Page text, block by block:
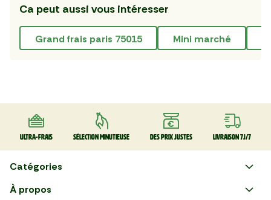
Ca peut aussi vous intéresser
grand frais paris 75015 mini marché
Ultra-frais Sélection minutieuse Des prix justes Livraison 7J/7
Catégories
Faire ses courses en ligne
À propos